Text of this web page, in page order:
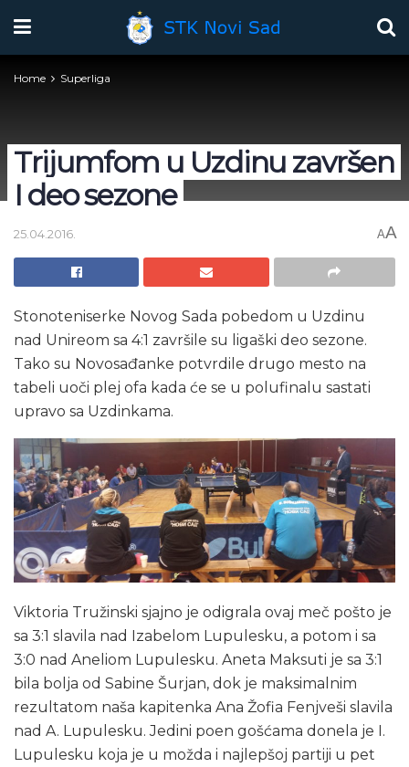
Home Superliga
Trijumfom u Uzdinu završen
I deo sezone
25.04.2016. AA
Stonoteniserke Novog Sada pobedom u Uzdinu
nad Unireom sa 4:1 završile su ligaški deo sezone.
Tako su Novosađanke potvrdile drugo mesto na
tabeli uoči plej ofa kada će se u polufinalu sastati
upravo sa Uzdinkama.
Viktoria Tružinski sjajno je odigrala ovaj meč pošto je
sa 3:1 slavila nad Izabelom Lupulesku, a potom i sa
3:0 nad Aneliom Lupulesku. Aneta Maksuti je sa 3:1
bila bolja od Sabine Šurjan, dok je maksimalnim
rezultatom naša kapitenka Ana Žofia Fenjveši slavila
nad A. Lupulesku. Jedini poen gošćama donela je I.
Lupulesku koja je u možda i najlepšoj partiji u pet